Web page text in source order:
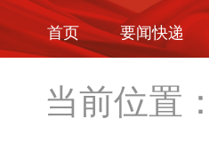
首页 要闻快递
当前位置：